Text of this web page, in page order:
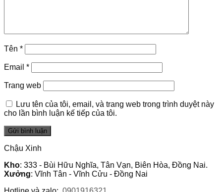
Tên *
Email *
Trang web
Lưu tên của tôi, email, và trang web trong trình duyệt này
cho lần bình luận kế tiếp của tôi.
Chậu Xinh
Kho: 333 - Bùi Hữu Nghĩa, Tân Vạn, Biên Hòa, Đồng Nai.
Xưởng: Vĩnh Tân - Vĩnh Cửu - Đồng Nai